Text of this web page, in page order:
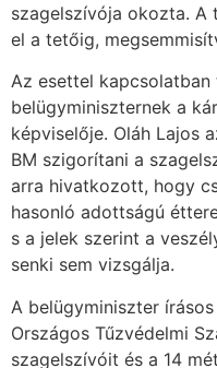
szagelszívója okozta.
el a tetőig,
Az esettel
belügyminiszternek a
képviselője. Oláh Lajos
BM szigorítani a
arra hivatkozott, hogy
hasonló adottságú
s a jelek szerint a
senki sem vizsgálja.
A belügyminiszter
Országos Tűzvédelmi
szagelszívóit és a 14